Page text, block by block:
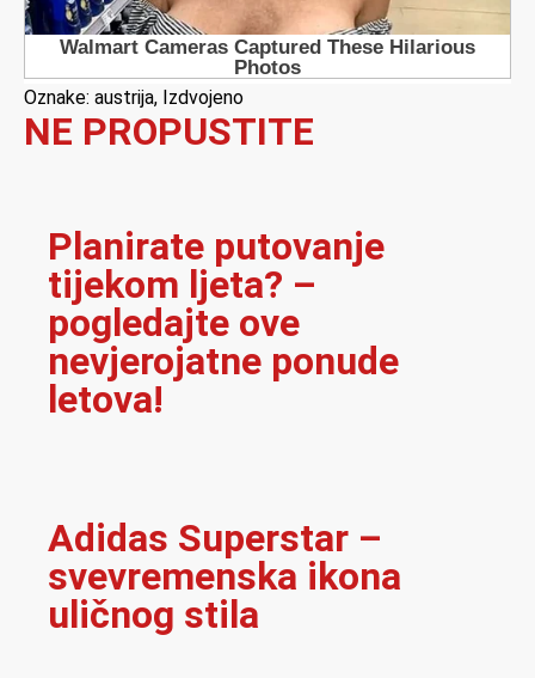
Oznake: austrija, Izdvojeno
NE PROPUSTITE
Planirate putovanje
tijekom ljeta? –
pogledajte ove
nevjerojatne ponude
letova!
Adidas Superstar –
svevremenska ikona
uličnog stila